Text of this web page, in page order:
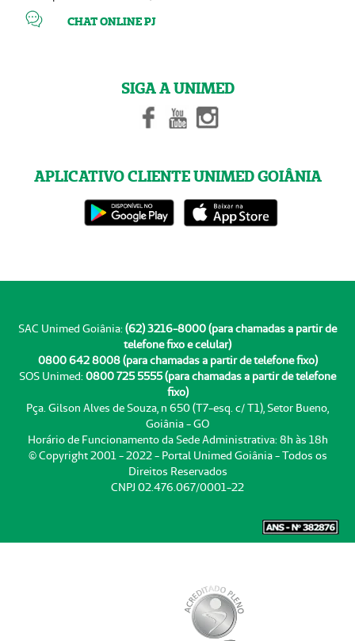
CHAT ONLINE PJ
SIGA A UNIMED
APLICATIVO CLIENTE UNIMED GOIÂNIA
SAC Unimed Goiânia: (62) 3216-8000 (para chamadas a partir de
telefone fixo e celular)
0800 642 8008 (para chamadas a partir de telefone fixo)
SOS Unimed: 0800 725 5555 (para chamadas a partir de telefone
fixo)
Pça. Gilson Alves de Souza, n 650 (T7-esq. c/ T1), Setor Bueno,
Goiânia - GO
Horário de Funcionamento da Sede Administrativa: 8h às 18h
© Copyright 2001 - 2022 - Portal Unimed Goiânia - Todos os
Direitos Reservados
CNPJ 02.476.067/0001-22